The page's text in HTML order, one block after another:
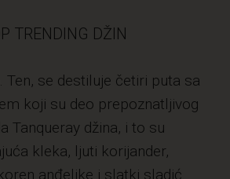
TRENDING DŽIN
Ten, se destiluje četiri puta sa
koji su deo prepoznatljivog
Tanqueray džina, i to su
kleka, ljuti korijander,
anđelike i slatki sladić.